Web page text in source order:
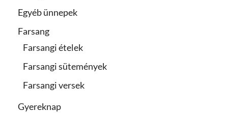
Egyéb ünnepek
Farsang
Farsangi ételek
Farsangi sütemények
Farsangi versek
Gyereknap